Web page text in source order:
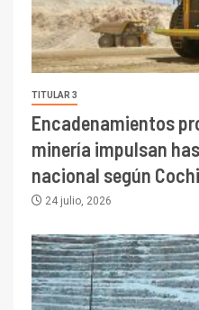
TITULAR 3
Encadenamientos
minería impulsan
nacional según
24 julio, 2026